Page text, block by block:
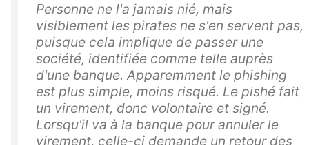
Personne ne l'a jamais nié, mais
visiblement les pirates ne s'en servent pas,
puisque cela implique de passer une
société, identifiée comme telle auprès
d'une banque. Apparemment le phishing
est plus simple, moins risqué. Le pishé fait
un virement, donc volontaire et signé.
Lorsqu'il va à la banque pour annuler le
virement, celle-ci demande un retour des